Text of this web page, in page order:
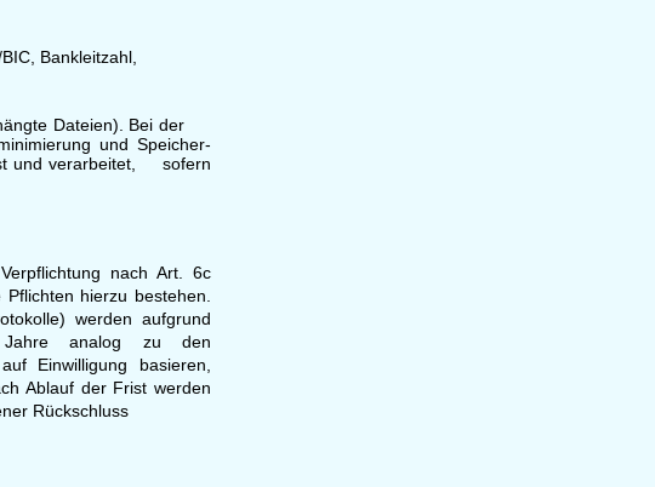
Bankleitzahl,
Dateien). Bei der
und Speicher-
und verarbeitet, sofern
nach Art. 6c
hierzu bestehen.
werden aufgrund
analog zu den
Einwilligung basieren,
Ablauf der Frist werden
Rückschluss